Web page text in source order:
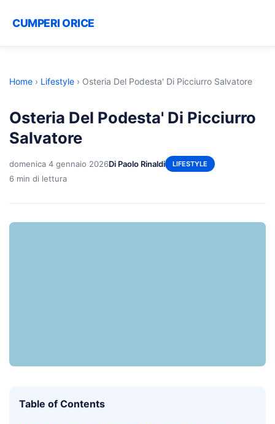
CUMPERI ORICE
Home › Lifestyle › Osteria Del Podesta' Di Picciurro Salvatore
Osteria Del Podesta' Di Picciurro
Salvatore
domenica 4 gennaio 2026Di Paolo Rinaldi LIFESTYLE
6 min di lettura
Table of Contents